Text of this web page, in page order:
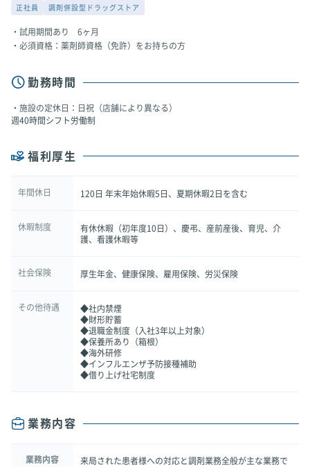
正社員 調剤併設型ドラッグストア
試用期間あり 6ヶ月
必須資格：薬剤師資格（免許）をお持ちの方
勤務時間
施設の定休日：日祝（店舗により異なる）
週40時間シフト労働制
福利厚生
年間休日 120日 年末年始休暇5日、夏期休暇2日を含む
休暇制度
有休休暇（初年度10日）、慶弔、産前産後、育児、介
護、看護休暇等
社会保険 厚生年金、健康保険、雇用保険、労災保険
その他待遇
◆社内禁煙
◆財形貯蓄
◆退職金制度（入社3年以上対象）
◆保養所あり（箱根）
◆海外研修
◆インフルエンザ予防接種補助
◆借り上げ社宅制度
業務内容
業務内容
来局された患者様への対応と調剤業務全般が主な業務で